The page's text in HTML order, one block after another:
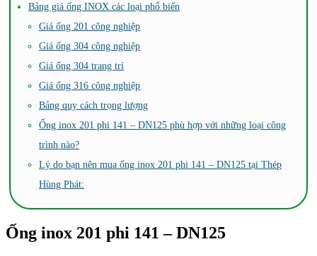
Bảng giá ống INOX các loại phổ biến
Giá ống 201 công nghiệp
Giá ống 304 công nghiệp
Giá ống 304 trang trí
Giá ống 316 công nghiệp
Bảng quy cách trọng lượng
Ống inox 201 phi 141 – DN125 phù hợp với những loại công
trình nào?
Lý do bạn nên mua ống inox 201 phi 141 – DN125 tại Thép
Hùng Phát:
Ống inox 201 phi 141 – DN125